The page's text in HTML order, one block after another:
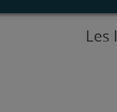
Les